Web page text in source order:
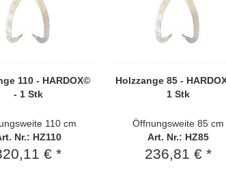
110 - HARDOX©
- 1 Stk
110 cm
Nr.: HZ110
€ *
Holzzange 85 -
1 Stk
Öffnungsweite 85 cm
Art. Nr.: HZ85
236,81 € *